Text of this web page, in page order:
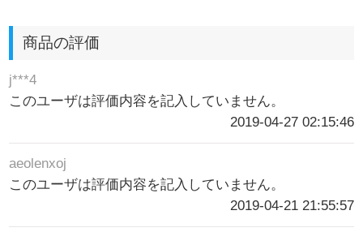
商品の評価
j***4
このユーザは評価内容を記入していません。
2019-04-27 02:15:46
aeolenxoj
このユーザは評価内容を記入していません。
2019-04-21 21:55:57